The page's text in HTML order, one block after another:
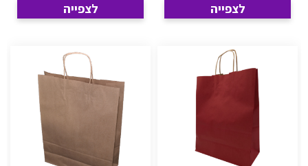
לצפייה לצפייה